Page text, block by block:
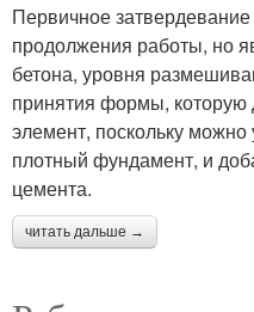
Первичное
продолжения работы, но
бетона, уровня
принятия формы, которую
элемент, поскольку можно
плотный фундамент, и
цемента.
читать дальше →